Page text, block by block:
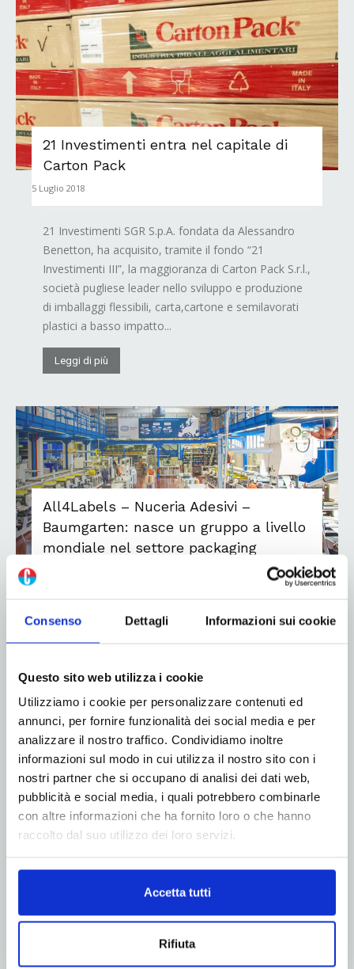
Consenso Dettagli Informazioni sui cookie
Questo sito web utilizza i cookie
Utilizziamo i cookie per personalizzare contenuti ed
annunci, per fornire funzionalità dei social media e per
analizzare il nostro traffico. Condividiamo inoltre
informazioni sul modo in cui utilizza il nostro sito con i
nostri partner che si occupano di analisi dei dati web,
pubblicità e social media, i quali potrebbero combinarle
con altre informazioni che ha fornito loro o che hanno
raccolto dal suo utilizzo dei loro servizi.
Accetta tutti
Rifiuta
21 Investimenti entra nel capitale di
Carton Pack
5 Luglio 2018
21 Investimenti SGR S.p.A. fondata da Alessandro
Benetton, ha acquisito, tramite il fondo “21
Investimenti III”, la maggioranza di Carton Pack S.r.l.,
società pugliese leader nello sviluppo e produzione
di imballaggi flessibili, carta,cartone e semilavorati
plastici a basso impatto...
Leggi di più
All4Labels – Nuceria Adesivi –
Baumgarten: nasce un gruppo a livello
mondiale nel settore packaging
settore del packaging flessibile e delle etichette
integrazione industriale con l’italiana Nuceria Adesivi
S.r.l., holding di Nuceria Group, e...
Leggi di più
ADV